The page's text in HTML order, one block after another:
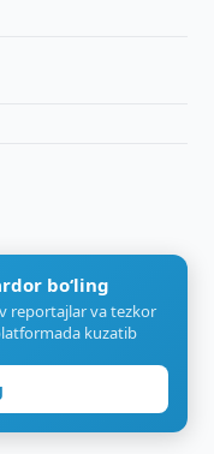
bo‘ling
reportajlar va tezkor
kuzatib